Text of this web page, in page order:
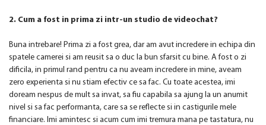
2. Cum a fost in prima zi intr-un studio de videochat?
Buna intrebare! Prima zi a fost grea, dar am avut incredere in echipa din
spatele camerei si am reusit sa o duc la bun sfarsit cu bine. A fost o zi
dificila, in primul rand pentru ca nu aveam incredere in mine, aveam
zero experienta si nu stiam efectiv ce sa fac. Cu toate acestea, imi
doream nespus de mult sa invat, sa fiu capabila sa ajung la un anumit
nivel si sa fac performanta, care sa se reflecte si in castigurile mele
financiare. Imi amintesc si acum cum imi tremura mana pe tastatura, nu